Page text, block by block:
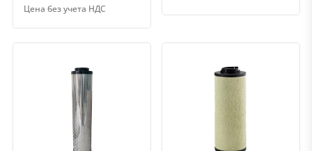
Цена без учета НДС
Быстрый просмотр Быстрый просмотрДобавить к сравнению